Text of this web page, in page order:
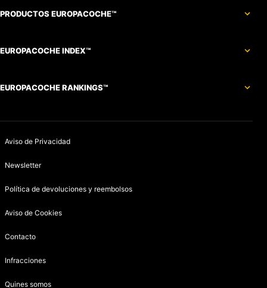
PRODUCTOS EUROPACOCHE™
EUROPACOCHE INDEX™
EUROPACOCHE RANKINGS™
Aviso de Privacidad
Newsletter
Política de devoluciones y reembolsos
Aviso de Cookies
Contacto
Infracciones
Quines somos